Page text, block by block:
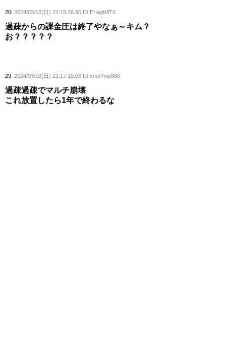
20: 2024/03/10(日) 21:15:26.80 ID:ErIagWlT0
過疎からの課金圧は終了やなぁ～キム？
お？？？？？
29: 2024/03/10(日) 21:17:19.03 ID:xmbYwp880
過疎過疎でマルチ崩壊
これ放置したら1年で終わるな